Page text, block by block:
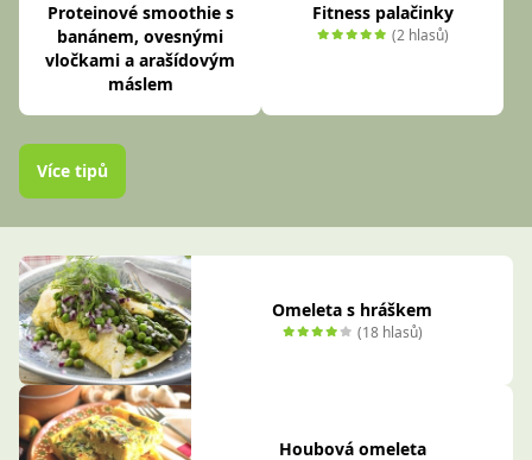
Proteinové smoothie s
banánem, ovesnými
vločkami a arašídovým
máslem
Fitness palačinky
(2 hlasů)
Více tipů
Omeleta s hráškem
(18 hlasů)
Houbová omeleta